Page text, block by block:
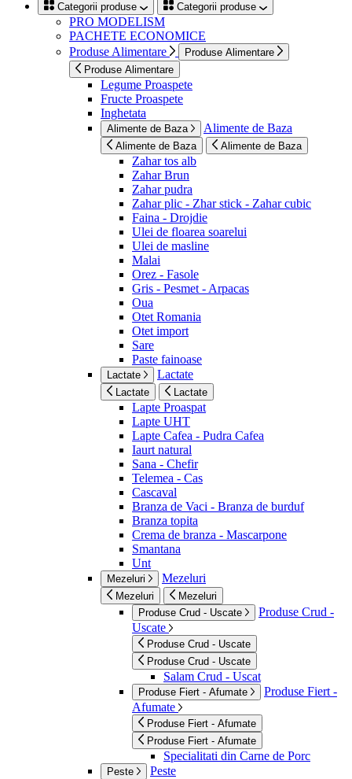
Categorii produse Categorii produse
PRO MODELISM
PACHETE ECONOMICE
Produse Alimentare
Produse Alimentare
Produse Alimentare
Legume Proaspete
Fructe Proaspete
Inghetata
Alimente de Baza Alimente de Baza
Alimente de Baza Alimente de Baza
Zahar tos alb
Zahar Brun
Zahar pudra
Zahar plic - Zhar stick - Zahar cubic
Faina - Drojdie
Ulei de floarea soarelui
Ulei de masline
Malai
Orez - Fasole
Gris - Pesmet - Arpacas
Oua
Otet Romania
Otet import
Sare
Paste fainoase
Lactate Lactate
Lactate Lactate
Lapte Proaspat
Lapte UHT
Lapte Cafea - Pudra Cafea
Iaurt natural
Sana - Chefir
Telemea - Cas
Cascaval
Branza de Vaci - Branza de burduf
Branza topita
Crema de branza - Mascarpone
Smantana
Unt
Mezeluri Mezeluri
Mezeluri
Mezeluri
Produse Crud - Uscate
Produse Crud -
Uscate
Produse Crud - Uscate
Produse Crud - Uscate
Salam Crud - Uscat
Produse Fiert - Afumate
Produse Fiert -
Afumate
Produse Fiert - Afumate
Produse Fiert - Afumate
Specialitati din Carne de Porc
Peste Peste